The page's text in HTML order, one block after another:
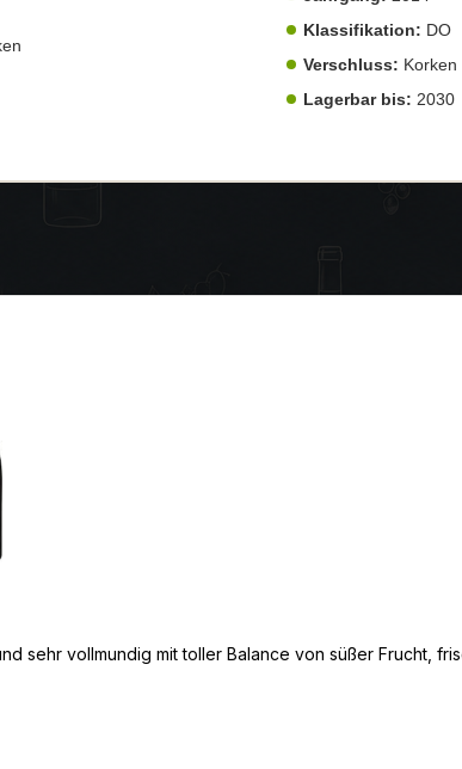
Klassifikation: DO
Verschluss: Korken
Lagerbar bis: 2030
sehr vollmundig mit toller Balance von süßer Frucht,